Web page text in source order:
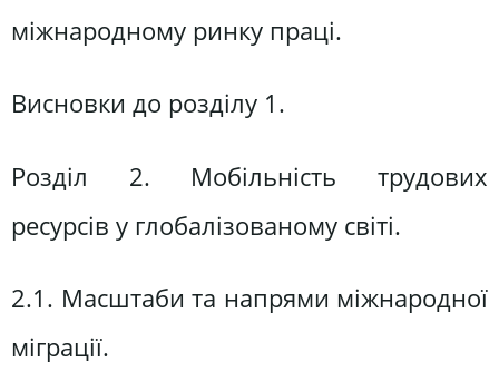
міжнародному ринку праці.
Висновки до розділу 1.
Розділ 2. Мобільність трудових
ресурсів у глобалізованому світі.
2.1. Масштаби та напрями міжнародної
міграції.